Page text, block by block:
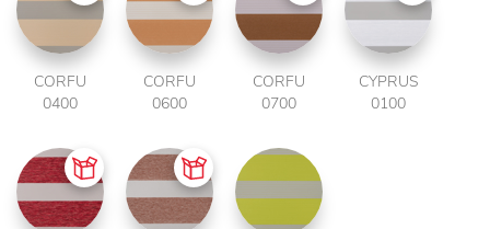
CORFU
0400
CORFU
0600
CORFU
0700
CYPRUS
0100